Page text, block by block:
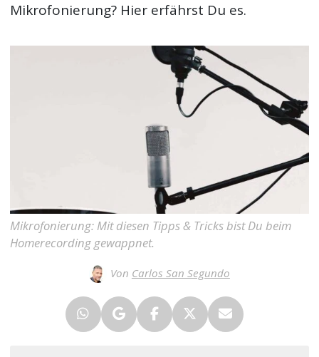
Mikrofonierung? Hier erfährst Du es.
Mikrofonierung: Mit diesen Tipps & Tricks bist Du beim
Homerecording gewappnet.
Von Carlos San Segundo